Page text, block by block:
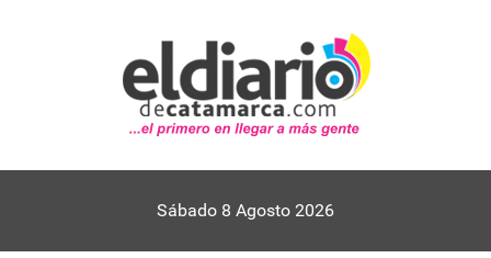
Sábado 8 Agosto 2026